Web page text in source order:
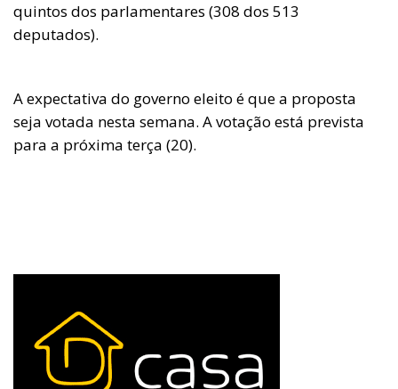
quintos dos parlamentares (308 dos 513
deputados).
A expectativa do governo eleito é que a proposta
seja votada nesta semana. A votação está prevista
para a próxima terça (20).